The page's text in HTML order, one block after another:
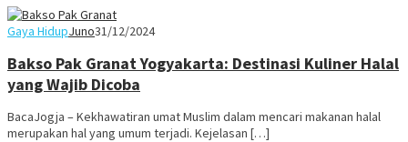
Gaya HidupJuno31/12/2024
Bakso Pak Granat Yogyakarta: Destinasi Kuliner Halal
yang Wajib Dicoba
BacaJogja – Kekhawatiran umat Muslim dalam mencari makanan halal
merupakan hal yang umum terjadi. Kejelasan […]